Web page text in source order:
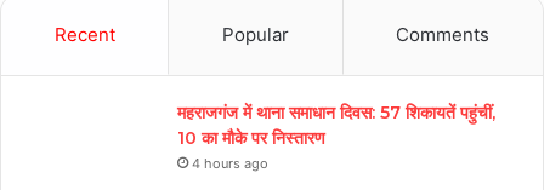
Recent Popular Comments
महराजगंज में थाना समाधान दिवस: 57 शिकायतें पहुंचीं,
10 का मौके पर निस्तारण
4 hours ago